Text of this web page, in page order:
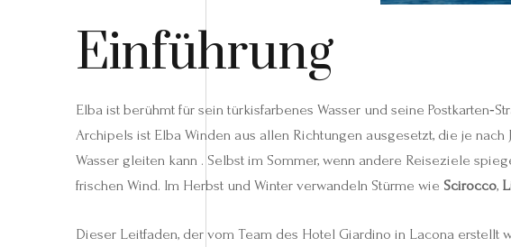
Einführung
Elba ist berühmt für sein türkisfarbenes Wasser und seine
Archipels ist Elba Winden aus allen Richtungen ausgesetzt, die je
Wasser gleiten kann . Selbst im Sommer, wenn andere Reiseziele
frischen Wind. Im Herbst und Winter verwandeln Stürme wie Scirocco,
Dieser Leitfaden, der vom Team des Hotel Giardino in Lacona erstellt